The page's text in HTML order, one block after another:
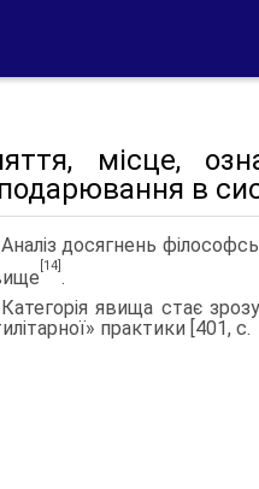
місце,
в
Аналіз досягнень
[14]
.
Категорія явища стає
прак­тики [401, с.